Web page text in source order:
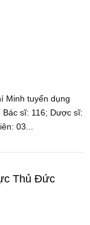
Minh tuyển dụng
sĩ: 116; Dược sĩ:
03...
Thủ Đức